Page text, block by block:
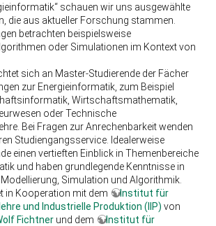
schauen wir uns ausgewählte
die aus aktueller Forschung stammen.
betrachten beispielsweise
oder Simulationen im Kontext von
sich an Master-Studierende der Fächer
zur Energieinformatik, zum Beispiel
Wirtschaftsmathematik,
oder Technische
Bei Fragen zur Anrechenbarkeit wenden
Studiengangsservice. Idealerweise
einen vertieften Einblick in Themenbereiche
und haben grundlegende Kenntnisse in
Simulation und Algorithmik.
in Kooperation mit dem
Institut für
und Industrielle Produktion (IIP) von
Fichtnerund dem
Institut für